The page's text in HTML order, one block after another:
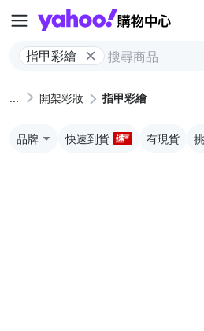
指甲彩繪
開架彩妝 指甲彩繪
品牌 快速到貨 有現貨